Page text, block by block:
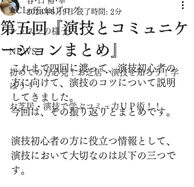
ACLofficialブログ
レッスンの様子
NEWS
初めての方必見！お芝居・演技を知ろう！学
ぼう！
お芝居・演技で学ぶコミュ力ＵＰ術！！
第五回『演技とコミュニケ
ーションまとめ』
2023年5月9日 読了時間: 2分
これまで四回に渡って、演技初心者の
方に向けて、演技のコツについて説明
してきました。
今回は、その振り返りとまとめです。
演技初心者の方に役立つ情報として、
演技において大切なのは以下の三つで
す。